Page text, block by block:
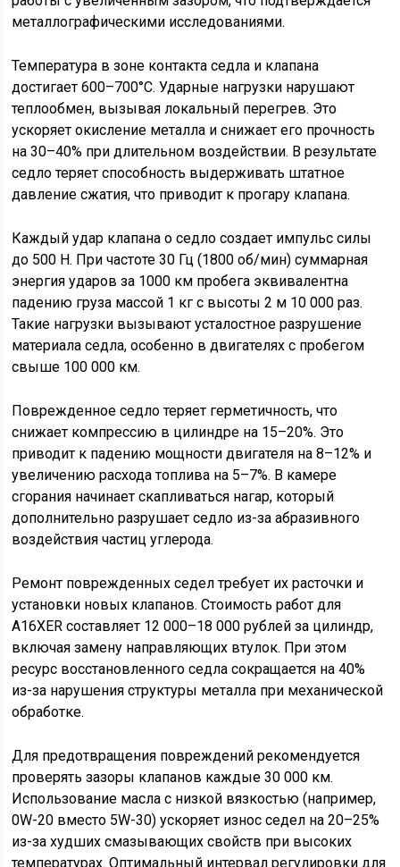
металлографическими исследованиями.
Температура в зоне контакта седла и клапана
достигает 600–700°C. Ударные нагрузки нарушают
теплообмен, вызывая локальный перегрев. Это
ускоряет окисление металла и снижает его прочность
на 30–40% при длительном воздействии. В результате
седло теряет способность выдерживать штатное
давление сжатия, что приводит к прогару клапана.
Каждый удар клапана о седло создает импульс силы
до 500 Н. При частоте 30 Гц (1800 об/мин) суммарная
энергия ударов за 1000 км пробега эквивалентна
падению груза массой 1 кг с высоты 2 м 10 000 раз.
Такие нагрузки вызывают усталостное разрушение
материала седла, особенно в двигателях с пробегом
свыше 100 000 км.
Поврежденное седло теряет герметичность, что
снижает компрессию в цилиндре на 15–20%. Это
приводит к падению мощности двигателя на 8–12% и
увеличению расхода топлива на 5–7%. В камере
сгорания начинает скапливаться нагар, который
дополнительно разрушает седло из-за абразивного
воздействия частиц углерода.
Ремонт поврежденных седел требует их расточки и
установки новых клапанов. Стоимость работ для
A16XER составляет 12 000–18 000 рублей за цилиндр,
включая замену направляющих втулок. При этом
ресурс восстановленного седла сокращается на 40%
из-за нарушения структуры металла при механической
обработке.
Для предотвращения повреждений рекомендуется
проверять зазоры клапанов каждые 30 000 км.
Использование масла с низкой вязкостью (например,
0W-20 вместо 5W-30) ускоряет износ седел на 20–25%
из-за худших смазывающих свойств при высоких
температурах. Оптимальный интервал регулировки для